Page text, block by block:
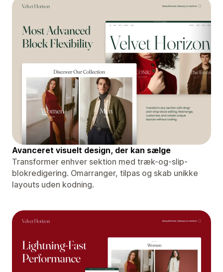
Avanceret visuelt design, der kan sælge
Transformer enhver sektion med træk-og-slip-
blokredigering. Omarranger, tilpas og skab unikke
layouts uden kodning.